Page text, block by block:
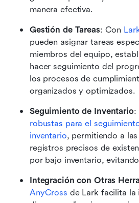
manera efectiva.
Gestión de Tareas: Con
pueden asignar tareas
miembros del equipo,
hacer seguimiento del
los procesos de
organizados y optimizados.
Seguimiento de Inventario:
robustas para el
inventario, permitiendo a
registros precisos de
por bajo inventario,
Integración con Otras
AnyCross de Lark facilita la